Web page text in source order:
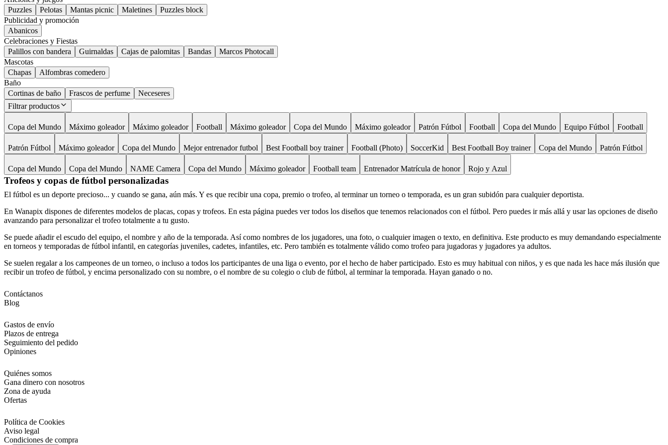
Puzzles
Pelotas Mantas picnic Maletines
Puzzles block
Publicidad y promoción
Abanicos
Celebraciones y Fiestas
Palillos con bandera
Guirnaldas Cajas de palomitas Bandas
Marcos Photocall
Mascotas
Chapas
Alfombras comedero
Baño
Cortinas de baño
Frascos de perfume
Neceseres
Filtrar productos
Copa del Mundo Máximo goleador Máximo goleador Football Máximo goleador Copa del Mundo Máximo goleador Patrón Fútbol Football Copa del Mundo Equipo Fútbol Football
Patrón Fútbol Máximo goleador Copa del Mundo Mejor entrenador futbol Best Football boy trainer Football (Photo) SoccerKid Best Football Boy trainer Copa del Mundo Patrón Fútbol
Copa del Mundo Copa del Mundo NAME Camera Copa del Mundo Máximo goleador Football team Entrenador Matrícula de honor Rojo y Azul
Trofeos y copas de fútbol personalizadas
El fútbol es un deporte precioso... y cuando se gana, aún más. Y es que recibir una copa, premio o trofeo, al terminar un torneo o temporada, es un gran subidón para cualquier deportista.
En Wanapix dispones de diferentes modelos de placas, copas y trofeos. En esta página puedes ver todos los diseños que tenemos relacionados con el fútbol. Pero puedes ir más allá y usar las opciones de diseño
avanzando para personalizar el trofeo totalmente a tu gusto.
Se puede añadir el escudo del equipo, el nombre y año de la temporada. Así como nombres de los jugadores, una foto, o cualquier imagen o texto, en definitiva. Este producto es muy demandando especialmente
en torneos y temporadas de fútbol infantil, en categorías juveniles, cadetes, infantiles, etc. Pero también es totalmente válido como trofeo para jugadoras y jugadores ya adultos.
Se suelen regalar a los campeones de un torneo, o incluso a todos los participantes de una liga o evento, por el hecho de haber participado. Esto es muy habitual con niños, y es que nada les hace más ilusión que
recibir un trofeo de fútbol, y encima personalizado con su nombre, o el nombre de su colegio o club de fútbol, al terminar la temporada. Hayan ganado o no.
Contáctanos
Blog
Gastos de envío
Plazos de entrega
Seguimiento del pedido
Opiniones
Quiénes somos
Gana dinero con nosotros
Zona de ayuda
Ofertas
Política de Cookies
Aviso legal
Condiciones de compra